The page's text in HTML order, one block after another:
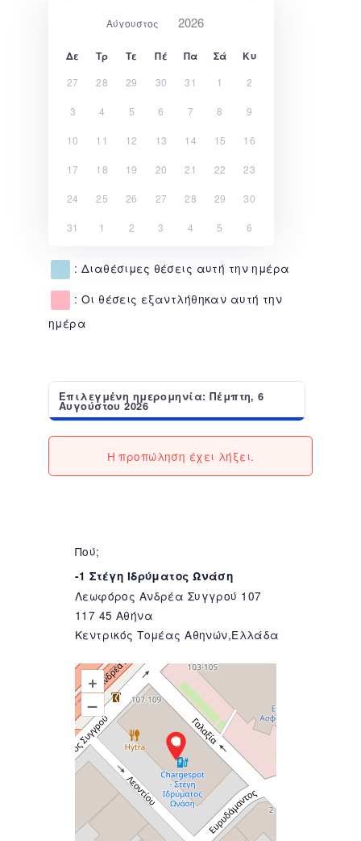
Δε Τρ Τε Πέ Πα Σά Κυ
27 28 29 30 31 1 2
3 4 5 6 7 8 9
10 11 12 13 14 15 16
17 18 19 20 21 22 23
24 25 26 27 28 29 30
31 1 2 3 4 5 6
: Διαθέσιμες θέσεις αυτή την ημέρα
: Οι θέσεις εξαντλήθηκαν αυτή την
ημέρα
Επιλεγμένη ημερομηνία: Πέμπτη, 6
Αυγούστου 2026
Η προπώληση έχει λήξει.
Πού;
-1 Στέγη Ιδρύματος Ωνάση
Λεωφόρος Ανδρέα Συγγρού 107
117 45 Αθήνα
Κεντρικός Τομέας Αθηνών,Ελλάδα
+
–